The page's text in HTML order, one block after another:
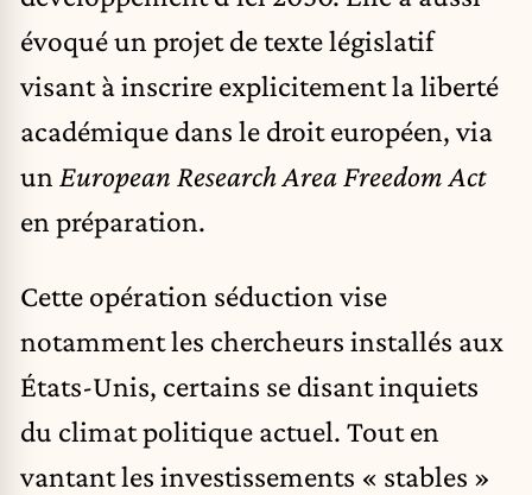
évoqué un projet de texte législatif
visant à inscrire explicitement la liberté
académique dans le droit européen, via
un European Research Area Freedom Act
en préparation.
Cette opération séduction vise
notamment les chercheurs installés aux
États-Unis, certains se disant inquiets
du climat politique actuel. Tout en
vantant les investissements « stables »